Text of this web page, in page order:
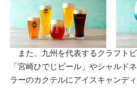
また、九州を代表するクラフト
「宮崎ひでじビール」やシャルド
ラーのカクテルにアイスキャンデ